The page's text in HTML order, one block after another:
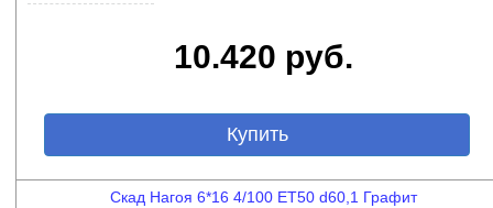
10.420 руб.
Купить
Скад Нагоя 6*16 4/100 ET50 d60,1 Графит